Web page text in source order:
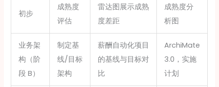
初步
成熟度
评估
雷达图展示成熟
度差距
成熟度分
析图
业务架
构（阶
段 B）
制定基
线/目标
架构
薪酬自动化项目
的基线与目标对
比
ArchiMate
3.0，实施
计划